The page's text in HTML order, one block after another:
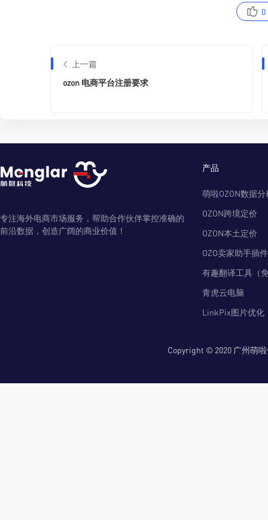
0
上一篇
ozon 电商平台注册要求
专注海外电商市场服务，帮助合作伙伴掌控准确的
前沿数据，创造广阔的商业价值！
产品
萌啦OZON数据分
OZON跨境定价
OZON本土定价
OZO卖家助手插件
有趣翻译工具（
青虎云电脑
LinkPix图片优化
Copyright © 2020 广州萌